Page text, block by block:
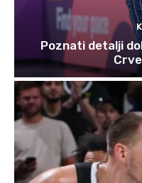
Poznati detalji